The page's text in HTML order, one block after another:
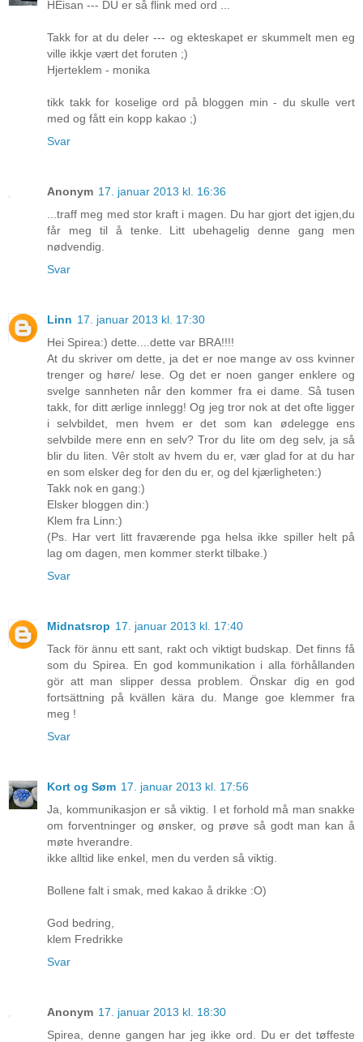
HEisan --- DU er så flink med ord ...
Takk for at du deler --- og ekteskapet er skummelt men eg
ville ikkje vært det foruten ;)
Hjerteklem - monika
tikk takk for koselige ord på bloggen min - du skulle vert
med og fått ein kopp kakao ;)
Svar
Anonym 17. januar 2013 kl. 16:36
...traff meg med stor kraft i magen. Du har gjort det igjen,du
får meg til å tenke. Litt ubehagelig denne gang men
nødvendig.
Svar
Linn 17. januar 2013 kl. 17:30
Hei Spirea:) dette....dette var BRA!!!!
At du skriver om dette, ja det er noe mange av oss kvinner
trenger og høre/ lese. Og det er noen ganger enklere og
svelge sannheten når den kommer fra ei dame. Så tusen
takk, for ditt ærlige innlegg! Og jeg tror nok at det ofte ligger
i selvbildet, men hvem er det som kan ødelegge ens
selvbilde mere enn en selv? Tror du lite om deg selv, ja så
blir du liten. Vêr stolt av hvem du er, vær glad for at du har
en som elsker deg for den du er, og del kjærligheten:)
Takk nok en gang:)
Elsker bloggen din:)
Klem fra Linn:)
(Ps. Har vert litt fraværende pga helsa ikke spiller helt på
lag om dagen, men kommer sterkt tilbake.)
Svar
Midnatsrop 17. januar 2013 kl. 17:40
Tack för ännu ett sant, rakt och viktigt budskap. Det finns få
som du Spirea. En god kommunikation i alla förhållanden
gör att man slipper dessa problem. Önskar dig en god
fortsättning på kvällen kära du. Mange goe klemmer fra
meg !
Svar
Kort og Søm 17. januar 2013 kl. 17:56
Ja, kommunikasjon er så viktig. I et forhold må man snakke
om forventninger og ønsker, og prøve så godt man kan å
møte hverandre.
ikke alltid like enkel, men du verden så viktig.
Bollene falt i smak, med kakao å drikke :O)
God bedring,
klem Fredrikke
Svar
Anonym 17. januar 2013 kl. 18:30
Spirea, denne gangen har jeg ikke ord. Du er det tøffeste